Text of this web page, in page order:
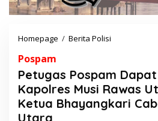
Homepage / Berita Polisi
u
g
a
s
Pospam
Petugas Pospam
Kapolres Musi Rawas
Ketua Bhayangkari
Utara